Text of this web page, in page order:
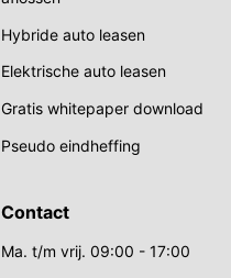
Hybride auto leasen
Elektrische auto leasen
Gratis whitepaper download
Pseudo eindheffing
Contact
Ma. t/m vrij. 09:00 - 17:00